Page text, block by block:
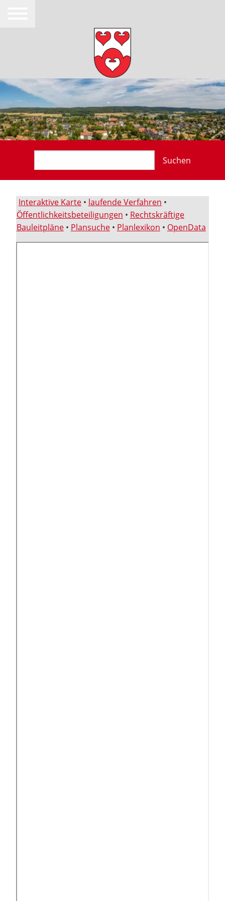
Suchen
Interaktive Karte• laufende Verfahren •
Öffentlichkeitsbeteiligungen • Rechtskräftige
Bauleitpläne• Plansuche• Planlexikon • OpenData